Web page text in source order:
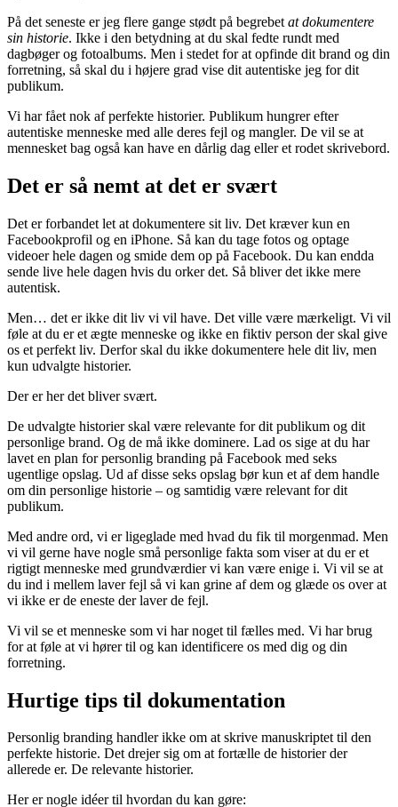
På det seneste er jeg flere gange stødt på begrebet at dokumentere
sin historie. Ikke i den betydning at du skal fedte rundt med
dagbøger og fotoalbums. Men i stedet for at opfinde dit brand og din
forretning, så skal du i højere grad vise dit autentiske jeg for dit
publikum.
Vi har fået nok af perfekte historier. Publikum hungrer efter
autentiske menneske med alle deres fejl og mangler. De vil se at
mennesket bag også kan have en dårlig dag eller et rodet skrivebord.
Det er så nemt at det er svært
Det er forbandet let at dokumentere sit liv. Det kræver kun en
Facebookprofil og en iPhone. Så kan du tage fotos og optage
videoer hele dagen og smide dem op på Facebook. Du kan endda
sende live hele dagen hvis du orker det. Så bliver det ikke mere
autentisk.
Men… det er ikke dit liv vi vil have. Det ville være mærkeligt. Vi vil
føle at du er et ægte menneske og ikke en fiktiv person der skal give
os et perfekt liv. Derfor skal du ikke dokumentere hele dit liv, men
kun udvalgte historier.
Der er her det bliver svært.
De udvalgte historier skal være relevante for dit publikum og dit
personlige brand. Og de må ikke dominere. Lad os sige at du har
lavet en plan for personlig branding på Facebook med seks
ugentlige opslag. Ud af disse seks opslag bør kun et af dem handle
om din personlige historie – og samtidig være relevant for dit
publikum.
Med andre ord, vi er ligeglade med hvad du fik til morgenmad. Men
vi vil gerne have nogle små personlige fakta som viser at du er et
rigtigt menneske med grundværdier vi kan være enige i. Vi vil se at
du ind i mellem laver fejl så vi kan grine af dem og glæde os over at
vi ikke er de eneste der laver de fejl.
Vi vil se et menneske som vi har noget til fælles med. Vi har brug
for at føle at vi hører til og kan identificere os med dig og din
forretning.
Hurtige tips til dokumentation
Personlig branding handler ikke om at skrive manuskriptet til den
perfekte historie. Det drejer sig om at fortælle de historier der
allerede er. De relevante historier.
Her er nogle idéer til hvordan du kan gøre: